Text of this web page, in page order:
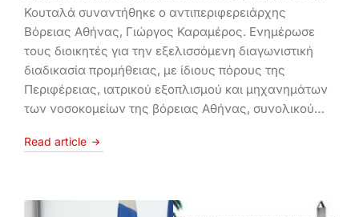
Κουταλά συναντήθηκε ο αντιπεριφερειάρχης
Βόρειας Αθήνας, Γιώργος Καραμέρος. Ενημέρωσε
τους διοικητές για την εξελισσόμενη διαγωνιστική
διαδικασία προμήθειας, με ίδιους πόρους της
Περιφέρειας, ιατρικού εξοπλισμού και μηχανημάτων
των νοσοκομείων της βόρειας Αθήνας, συνολικού…
Read article